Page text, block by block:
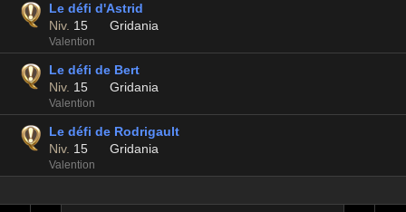
Le défi d'Astrid
Niv. 15 Gridania
Valention
Le défi de Bert
Niv. 15 Gridania
Valention
Le défi de Rodrigault
Niv. 15 Gridania
Valention